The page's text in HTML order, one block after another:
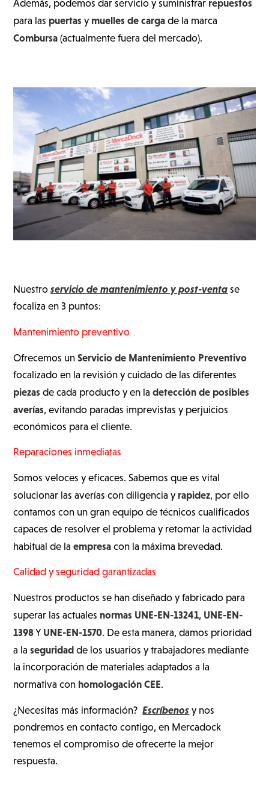
Además, podemos dar servicio y suministrar repuestos
para las puertasy muelles de carga de la marca
Combursa(actualmente fuera del mercado).
Nuestroservicio de mantenimiento y post-venta se
focaliza en 3 puntos:
Mantenimiento preventivo
Ofrecemos unServicio de Mantenimiento Preventivo
focalizado en la revisión y cuidado de las diferentes
piezas de cada producto y en ladetección de posibles
averías, evitando paradas imprevistas y perjuicios
económicos para el cliente.
Reparaciones inmediatas
Somos veloces y eficaces. Sabemos que es vital
solucionar las averías con diligencia y rapidez, por ello
contamos con un gran equipo de técnicos cualificados
capaces de resolver el problema y retomar la actividad
habitual de laempresa con la máxima brevedad.
Calidad y seguridad garantizadas
Nuestros productos se han diseñado y fabricado para
superar las actuales normas UNE-EN-13241, UNE-EN-
1398Y UNE-EN-1570. De esta manera, damos prioridad
a laseguridad de los usuarios y trabajadores mediante
la incorporación de materiales adaptados a la
normativa con homologación CEE.
¿Necesitas más información?Escríbenos y nos
pondremos en contacto contigo, en Mercadock
tenemos el compromiso de ofrecerte la mejor
respuesta.